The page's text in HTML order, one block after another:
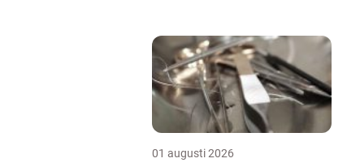
01 augusti 2026